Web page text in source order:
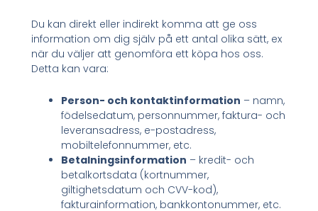
Du kan direkt eller indirekt komma att ge oss
information om dig själv på ett antal olika sätt, ex
när du väljer att genomföra ett köpa hos oss.
Detta kan vara:
Person- och kontaktinformation – namn,
födelsedatum, personnummer, faktura- och
leveransadress, e-postadress,
mobiltelefonnummer, etc.
Betalningsinformation – kredit- och
betalkortsdata (kortnummer,
giltighetsdatum och CVV-kod),
fakturainformation, bankkontonummer, etc.